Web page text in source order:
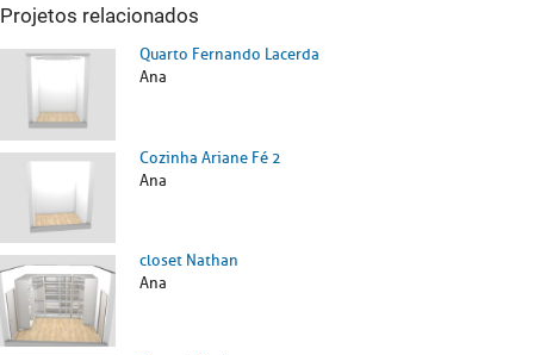
Projetos relacionados
Quarto Fernando Lacerda
Ana
Cozinha Ariane Fé 2
Ana
closet Nathan
Ana